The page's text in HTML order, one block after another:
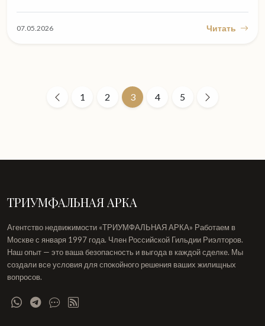
07.05.2026 Читать
1 2 3 4 5
ТРИУМФАЛЬНАЯ АРКА
Агентство недвижимости «ТРИУМФАЛЬНАЯ АРКА» Работаем в
Москве с января 1997 года. Член Российской Гильдии Риэлторов.
Наш опыт — это ваша безопасность и выгода в каждой сделке. Мы
создали все условия для спокойного решения ваших жилищных
вопросов.